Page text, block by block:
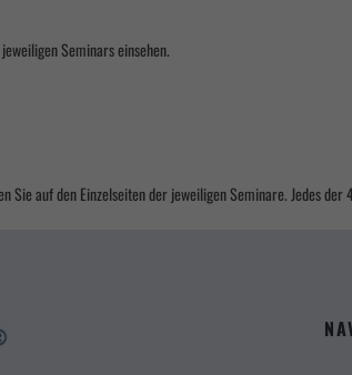
Seminars einsehen.
Sie auf den Einzelseiten der jeweiligen Seminare. Jedes